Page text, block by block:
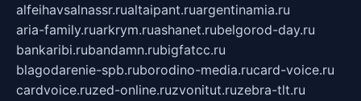
alfeihavsalnassr.rualtaipant.ruargentinamia.ru
aria-family.ruarkrym.ruashanet.rubelgorod-day.ru
bankaribi.rubandamn.rubigfatcc.ru
blagodarenie-spb.ruborodino-media.rucard-voice.ru
cardvoice.ruzed-online.ruzvonitut.ruzebra-tlt.ru